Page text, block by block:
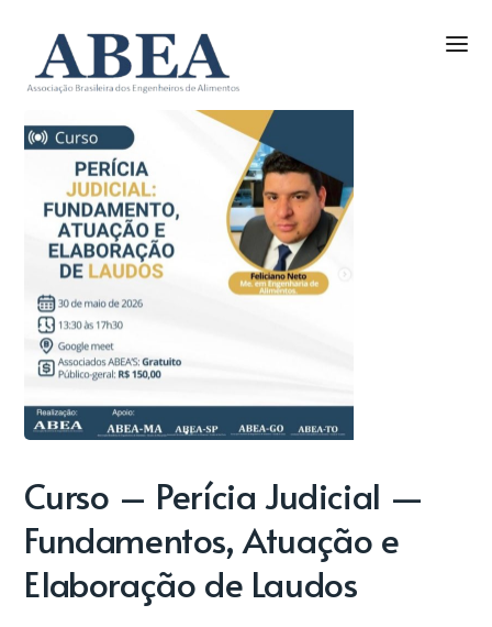
Curso – Perícia Judicial —
Fundamentos, Atuação e
Elaboração de Laudos